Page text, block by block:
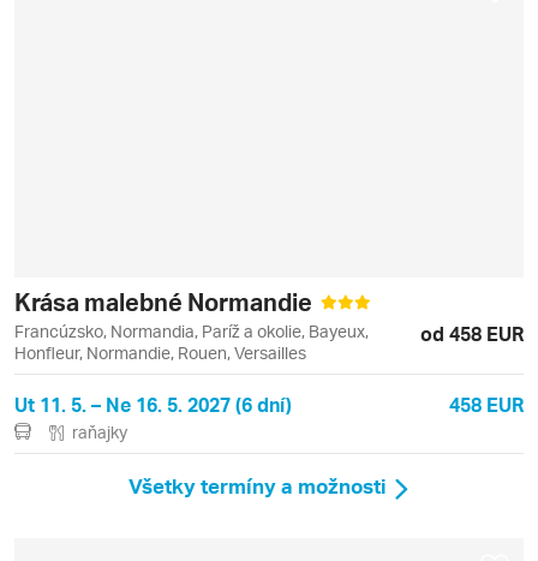
Krása malebné Normandie
Francúzsko, Normandia, Paríž a okolie, Bayeux,
Honfleur, Normandie, Rouen, Versailles
od 458 EUR
Ut 11. 5. – Ne 16. 5. 2027 (6 dní) 458 EUR
raňajky
Všetky termíny a možnosti